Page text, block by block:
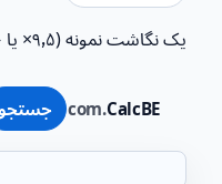
CalcBE
.com
یک نگاشت نمونه (۹٫۵× یا ۱۰×) را انتخاب کنید و بین CGPA و درصد تبدیل نمایید.